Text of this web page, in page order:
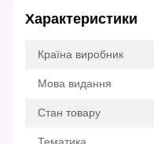
Характеристики
Країна виробник
Мова видання
Стан товару